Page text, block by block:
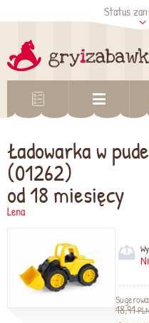
Status
Ładowarka w
(01262)
od 18 miesięcy
Lena
18,91